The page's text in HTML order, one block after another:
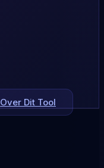
Over Dit Tool